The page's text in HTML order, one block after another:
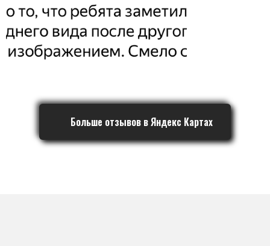
Больше отзывов в Яндекс Картах